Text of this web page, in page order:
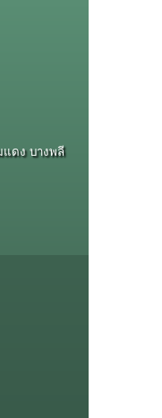
แดง บางพลี